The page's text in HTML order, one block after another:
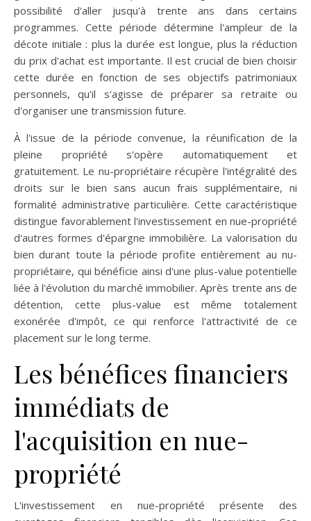
possibilité d'aller jusqu'à trente ans dans certains
programmes. Cette période détermine l'ampleur de la
décote initiale : plus la durée est longue, plus la réduction
du prix d'achat est importante. Il est crucial de bien choisir
cette durée en fonction de ses objectifs patrimoniaux
personnels, qu'il s'agisse de préparer sa retraite ou
d'organiser une transmission future.
À l'issue de la période convenue, la réunification de la
pleine propriété s'opère automatiquement et
gratuitement. Le nu-propriétaire récupère l'intégralité des
droits sur le bien sans aucun frais supplémentaire, ni
formalité administrative particulière. Cette caractéristique
distingue favorablement l'investissement en nue-propriété
d'autres formes d'épargne immobilière. La valorisation du
bien durant toute la période profite entièrement au nu-
propriétaire, qui bénéficie ainsi d'une plus-value potentielle
liée à l'évolution du marché immobilier. Après trente ans de
détention, cette plus-value est même totalement
exonérée d'impôt, ce qui renforce l'attractivité de ce
placement sur le long terme.
Les bénéfices financiers
immédiats de
l'acquisition en nue-
propriété
L'investissement en nue-propriété présente des